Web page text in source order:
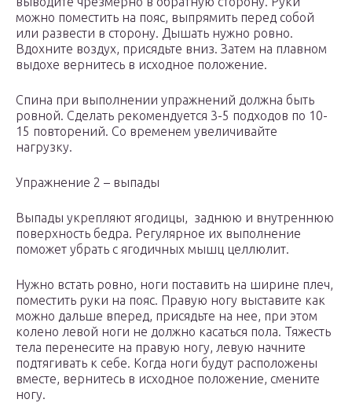
можно поместить на пояс, выпрямить перед собой
или развести в сторону. Дышать нужно ровно.
Вдохните воздух, присядьте вниз. Затем на плавном
выдохе вернитесь в исходное положение.
Спина при выполнении упражнений должна быть
ровной. Сделать рекомендуется 3-5 подходов по 10-
15 повторений. Со временем увеличивайте
нагрузку.
Упражнение 2 – выпады
Выпады укрепляют ягодицы, заднюю и внутреннюю
поверхность бедра. Регулярное их выполнение
поможет убрать с ягодичных мышц целлюлит.
Нужно встать ровно, ноги поставить на ширине плеч,
поместить руки на пояс. Правую ногу выставите как
можно дальше вперед, присядьте на нее, при этом
колено левой ноги не должно касаться пола. Тяжесть
тела перенесите на правую ногу, левую начните
подтягивать к себе. Когда ноги будут расположены
вместе, вернитесь в исходное положение, смените
ногу.